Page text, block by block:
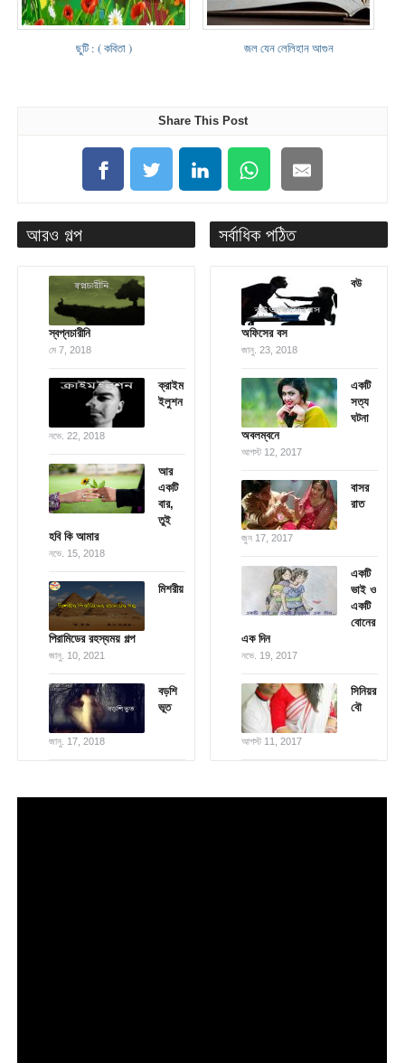
ছুটি : ( কবিতা ) জল যেন লেলিহান আগুন
Share This Post
আরও গল্প
স্বপ্নচারীনি
মে 7, 2018
ক্রাইম
ইলুশন
নভে. 22, 2018
আর
একটি
বার,
তুই
হবি কি আমার
নভে. 15, 2018
মিশরীয়
পিরামিডের রহস্যময় গল্প
জানু. 10, 2021
বড়শি
ভূত
জানু. 17, 2018
সর্বাধিক পঠিত
বউ
অফিসের বস
জানু. 23, 2018
একটি
সত্য
ঘটনা
অবলম্বনে
আগস্ট 12, 2017
বাসর
রাত
জুন 17, 2017
একটি
ভাই ও
একটি
বোনের
এক দিন
নভে. 19, 2017
সিনিয়র
বৌ
আগস্ট 11, 2017